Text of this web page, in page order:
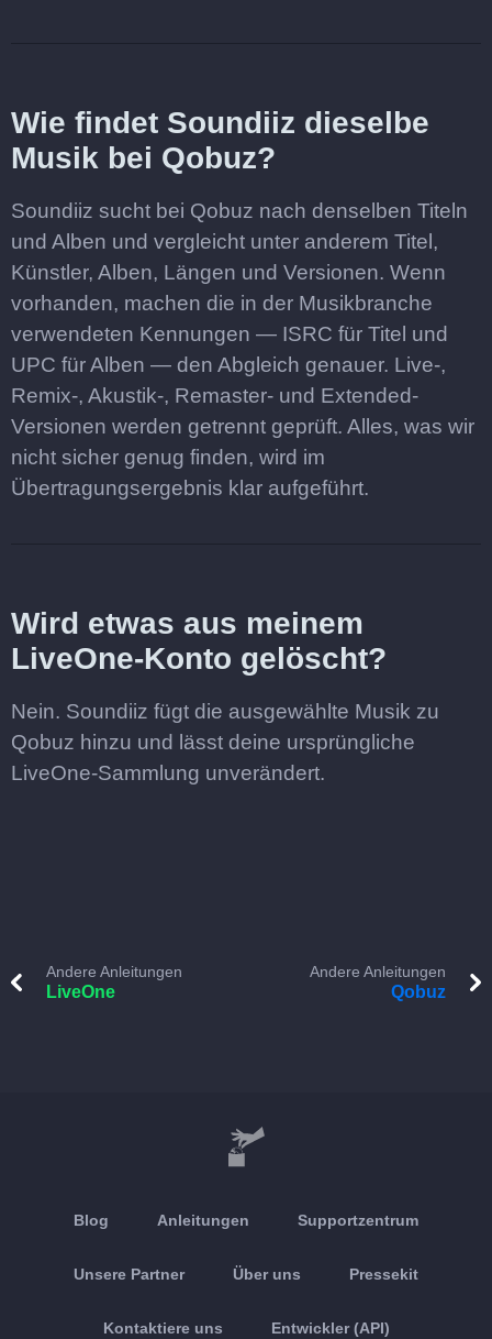
Wie findet Soundiiz dieselbe
Musik bei Qobuz?
Soundiiz sucht bei Qobuz nach denselben Titeln
und Alben und vergleicht unter anderem Titel,
Künstler, Alben, Längen und Versionen. Wenn
vorhanden, machen die in der Musikbranche
verwendeten Kennungen — ISRC für Titel und
UPC für Alben — den Abgleich genauer. Live-,
Remix-, Akustik-, Remaster- und Extended-
Versionen werden getrennt geprüft. Alles, was wir
nicht sicher genug finden, wird im
Übertragungsergebnis klar aufgeführt.
Wird etwas aus meinem
LiveOne-Konto gelöscht?
Nein. Soundiiz fügt die ausgewählte Musik zu
Qobuz hinzu und lässt deine ursprüngliche
LiveOne-Sammlung unverändert.
Andere Anleitungen
LiveOne
Andere Anleitungen
Qobuz
Blog Anleitungen Supportzentrum
Unsere Partner Über uns Pressekit
Kontaktiere uns Entwickler (API)